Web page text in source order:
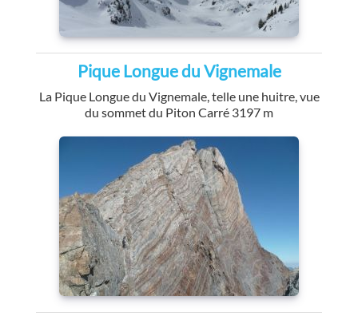
Pique Longue du Vignemale
La Pique Longue du Vignemale, telle une huitre, vue
du sommet du Piton Carré 3197 m